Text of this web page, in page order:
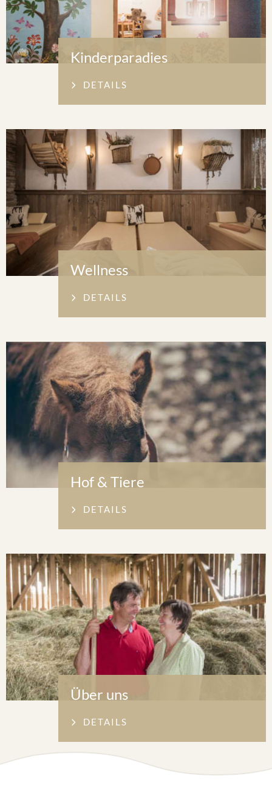
Kinderparadies
DETAILS
Wellness
DETAILS
Hof & Tiere
DETAILS
Über uns
DETAILS